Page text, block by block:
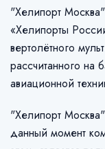
"Хелипорт
«Хелипорты
вертолётного
рассчитанного
авиационной
"Хелипорт
данный момент